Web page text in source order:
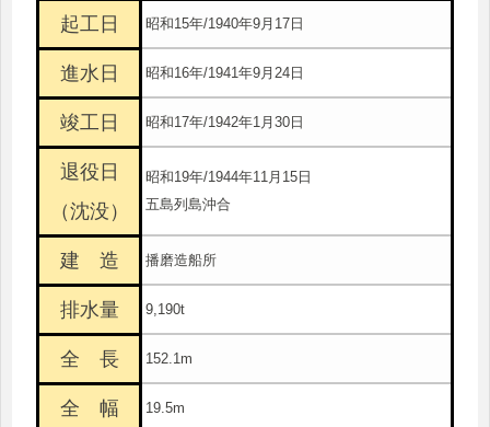
起工日 昭和15年/1940年9月17日
進水日 昭和16年/1941年9月24日
竣工日 昭和17年/1942年1月30日
退役日
（沈没）
昭和19年/1944年11月15日
五島列島沖合
建 造 播磨造船所
排水量 9,190t
全 長 152.1m
全 幅 19.5m